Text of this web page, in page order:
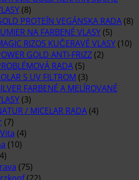
(8)
PROTEÍN VEGÁNSKA RADA (8)
NA FARBENÉ VLASY (5)
RIZOS KUČERAVÉ VLASY (10)
GOLD ANTI-FRIZZ (2)
RADA (5)
S UV FILTROM (3)
FARBENÉ A MELÍROVANÉ
(3)
/ MICELAR RADA (4)
(7)
(4)
(10)
(75)